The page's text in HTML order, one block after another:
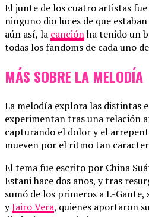
El junte de los cuatro artistas fue
ninguno dio luces de que
aún así, la canciónha tenido un
todas los fandoms de cada uno
MÁS SOBRE LA MELODÍA
La melodía explora las distintas
experimentan tras una relación
capturando el dolor y el
mueven por el ritmo tan
El tema fue escrito por China
Estani hace dos años, y tras
sumó de los primeros a L-Gante,
yJairo Vera, quienes aportaron